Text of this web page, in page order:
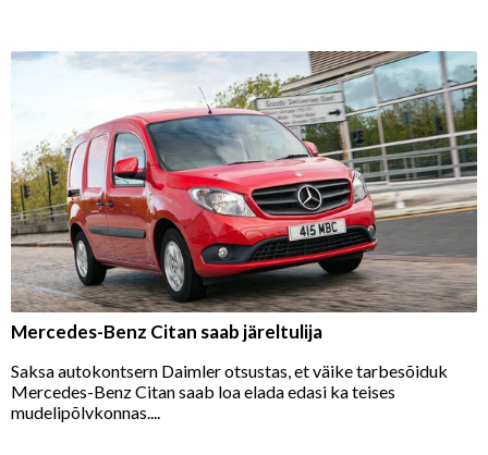
Mercedes-Benz Citan saab järeltulija
Saksa autokontsern Daimler otsustas, et väike tarbesõiduk
Mercedes-Benz Citan saab loa elada edasi ka teises
mudelipõlvkonnas....